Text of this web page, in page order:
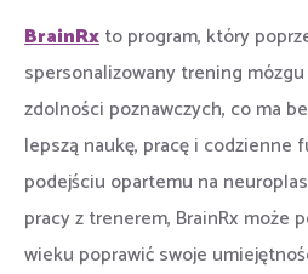
BrainRxto program, który
spersonalizowany trening
zdolności poznawczych, co ma
lepszą naukę, pracę i codzienne
podejściu opartemu na
pracy z trenerem, BrainRx może
wieku poprawić swoje